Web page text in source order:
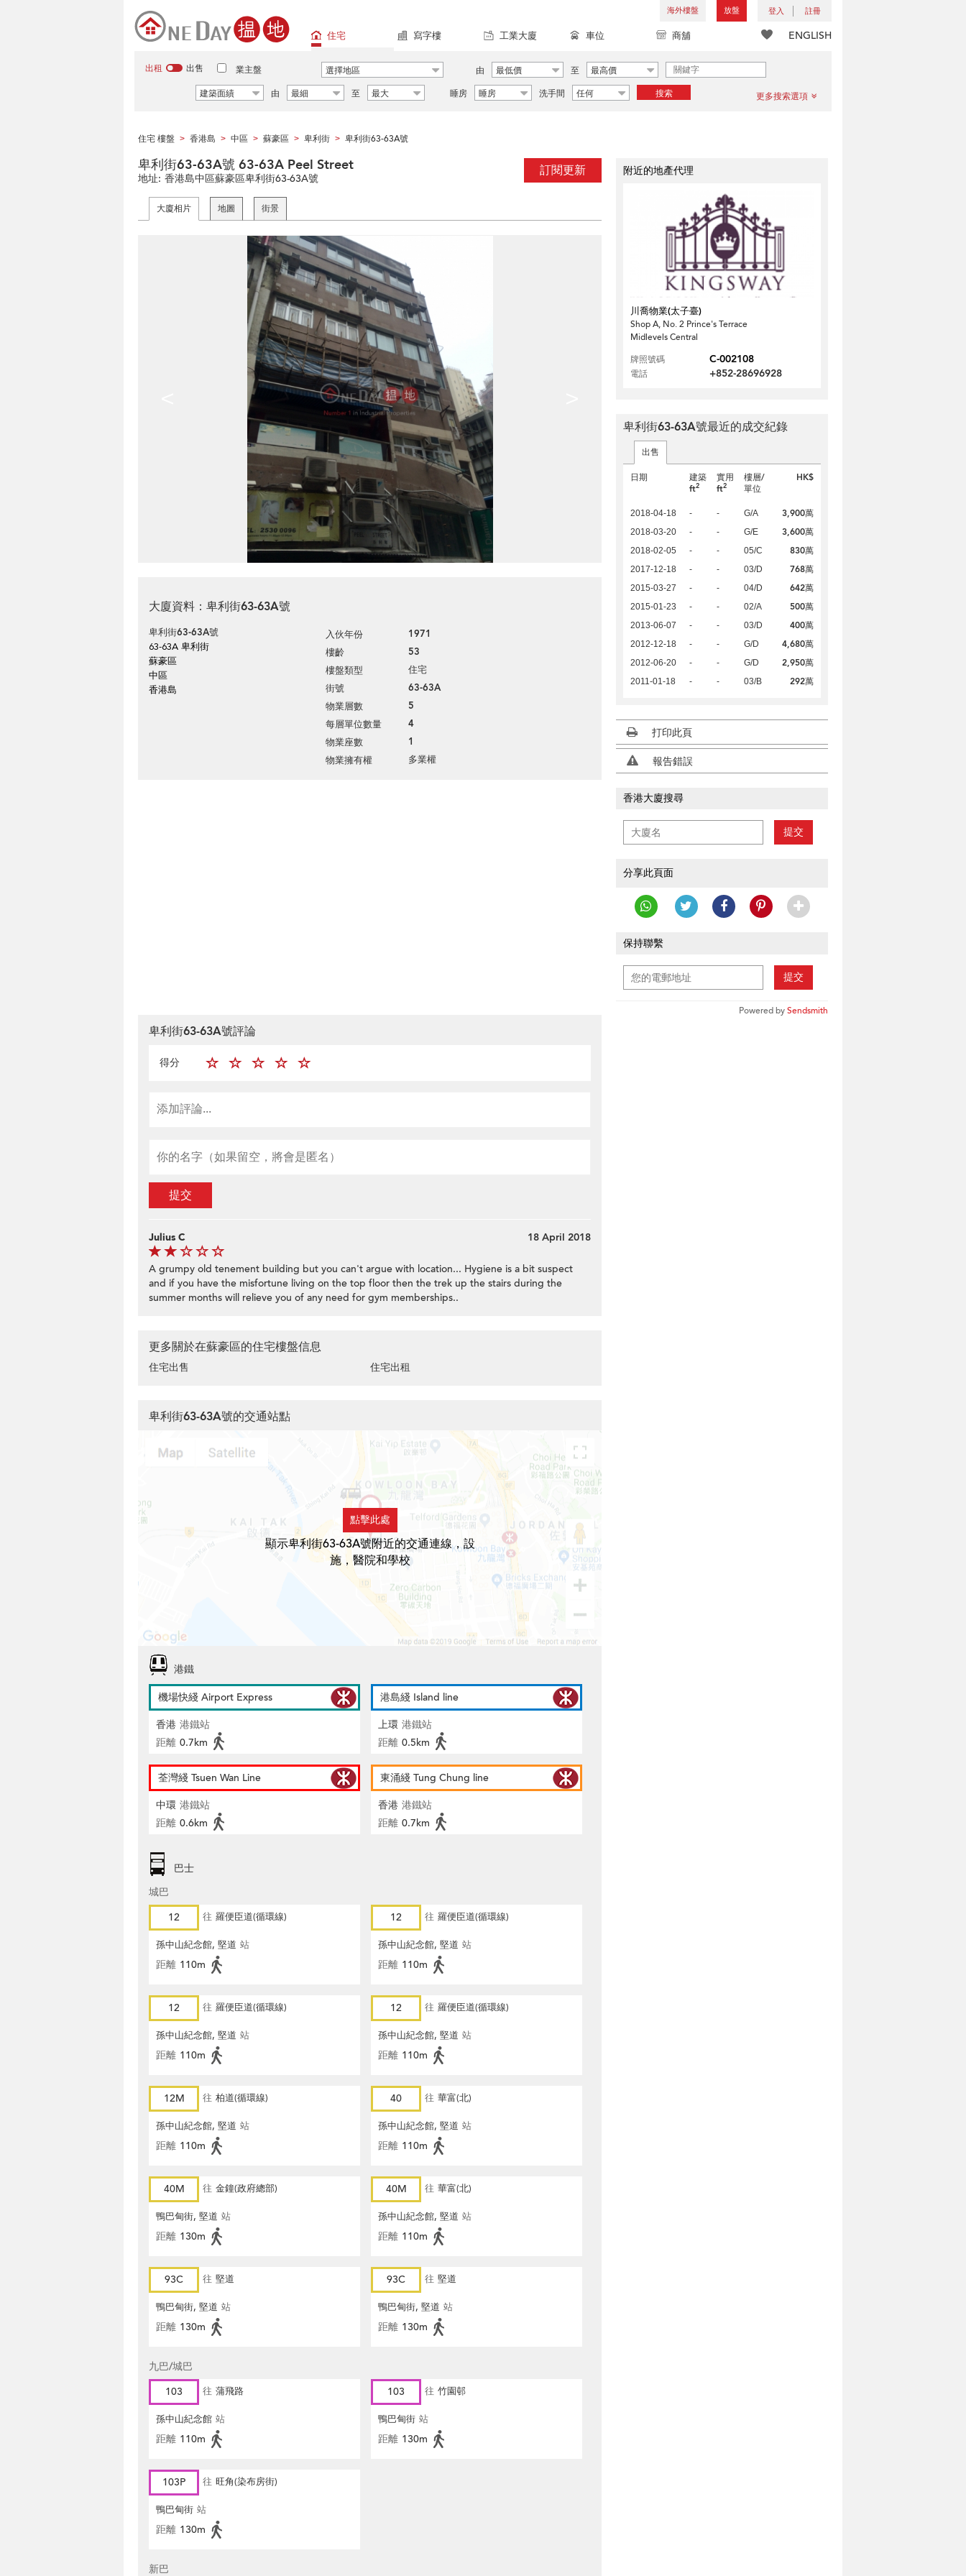
海外樓盤 放盤 登入 註冊
ENGLISH
住宅 寫字樓 工業大廈 車位 商舖
出租 出售 業主盤 選擇地區 由 最低價 至
最高價
建築面績
由 最細 至 最大 睡房 睡房 洗手間 任何 搜索 更多搜索選項
住宅 樓盤 > 香港島 > 中區 > 蘇豪區 > 卑利街 > 卑利街63-63A號
訂閱更新
卑利街63-63A號 63-63A Peel Street
地址: 香港島中區蘇豪區卑利街63-63A號
大廈相片 地圖 街景
大廈資料：卑利街63-63A號
卑利街63-63A號
63-63A 卑利街
蘇豪區
中區
香港島
入伙年份 1971
樓齡 53
樓盤類型 住宅
街號 63-63A
物業層數 5
每層單位數量 4
物業座數 1
物業擁有權 多業權
卑利街63-63A號評論
得分
提交
Julius C 18 April 2018
A grumpy old tenement building but you can't argue with location... Hygiene is a bit suspect
and if you have the misfortune living on the top floor then the trek up the stairs during the
summer months will relieve you of any need for gym memberships..
更多關於在蘇豪區的住宅樓盤信息
住宅出售 住宅出租
卑利街63-63A號的交通站點
點擊此處
顯示卑利街63-63A號附近的交通連線，設
施，醫院和學校
港鐵
機場快綫 Airport Express
香港 港鐵站
距離 0.7km
港島綫 Island line
上環 港鐵站
距離 0.5km
荃灣綫 Tsuen Wan Line
中環 港鐵站
距離 0.6km
東涌綫 Tung Chung line
香港 港鐵站
距離 0.7km
巴士
城巴
12
往 羅便臣道(循環線)
孫中山紀念館, 堅道 站
距離 110m
12 往 羅便臣道(循環線)
孫中山紀念館, 堅道 站
距離 110m
12 往 羅便臣道(循環線)
孫中山紀念館, 堅道 站
距離 110m
12 往 羅便臣道(循環線)
孫中山紀念館, 堅道 站
距離 110m
12M 往 柏道(循環線)
孫中山紀念館, 堅道 站
距離 110m
40 往 華富(北)
孫中山紀念館, 堅道 站
距離 110m
40M 往 金鐘(政府總部)
鴨巴甸街, 堅道 站
距離 130m
40M 往 華富(北)
孫中山紀念館, 堅道 站
距離 110m
93C 往 堅道
鴨巴甸街, 堅道 站
距離 130m
93C 往 堅道
鴨巴甸街, 堅道 站
距離 130m
九巴/城巴
103
往 蒲飛路
孫中山紀念館 站
距離 110m
103 往 竹園邨
鴨巴甸街 站
距離 130m
103P 往 旺角(染布房街)
鴨巴甸街 站
距離 130m
新巴
附近的地產代理
川喬物業(太子臺)
Shop A, No. 2 Prince's Terrace
Midlevels Central
牌照號碼
C-002108
電話 +852-28696928
卑利街63-63A號最近的成交紀錄
出售
日期
建築
ft2
實用
ft2
樓層/
單位
HK$
2018-04-18 - - G/A 3,900萬
2018-03-20 - - G/E 3,600萬
2018-02-05 - - 05/C 830萬
2017-12-18 - - 03/D 768萬
2015-03-27 - - 04/D 642萬
2015-01-23 - - 02/A 500萬
2013-06-07 - - 03/D 400萬
2012-12-18 - - G/D 4,680萬
2012-06-20 - - G/D 2,950萬
2011-01-18 - - 03/B 292萬
打印此頁
報告錯誤
香港大廈搜尋
提交
分享此頁面
保持聯繫
提交
Powered bySendsmith